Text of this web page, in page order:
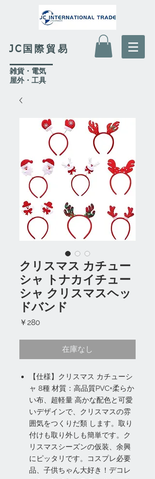
JC国際貿易
​雑貨・電気
​屋外・工具
クリスマス カチュー
シャ トナカイチュー
シャ クリスマスヘッ
ドバンド
￥280
在庫なし
【仕様】クリスマス カチューシ
ャ 8種 材質：高品質PVC+柔らか
い布、超軽量 高かな配色と可愛
いデザインで、クリスマスの雰
囲気をつくりだ類 します。取り
付けも取り外しも簡単です。ク
リスマスシーズンの仮装、余興
にピッタリです。コスプレ必要
品、子供ちゃん大好き！デコレ